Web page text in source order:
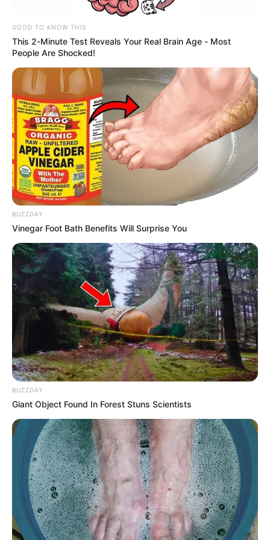
RCN Radio - Adolfo Charris
Vía en mal estado.
Por:Adolfo de Jesús Charris Casseres
Mayo 8, 2025
COMPARTIR
UNIRSE AL CANAL DE WHATSAPP
Preocupación hay entre los habitantes de la Urbanización
de Caribe Verde en Barranquilla, ya queun puente
vehicular presenta socavamientoy quienes lo transitan a
diario temen que haya una tragedia.
Alfonso Ospino, habitante del sector de Caribe Verde
RCN Radio
con el puente.
Lea también:Estudiantes de la Universidad del Atlántico
protestaron para exigir seguridad
GOOD TO KNOW THIS
This 2-Minute Test Reveals Your Real Brain Age - Most
People Are Shocked!
BUZZDAY
Vinegar Foot Bath Benefits Will Surprise You
BUZZDAY
Giant Object Found In Forest Stuns Scientists